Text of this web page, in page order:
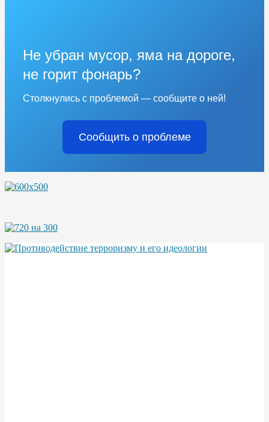
Не убран мусор, яма на дороге,
не горит фонарь?
Столкнулись с проблемой — сообщите о ней!
Сообщить о проблеме